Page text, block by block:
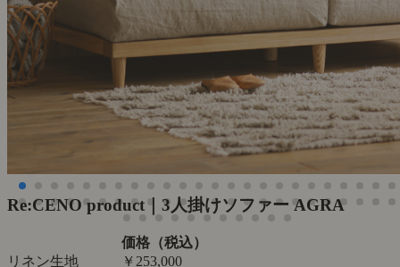
Re:CENO product｜3人掛けソファー AGRA
価格（税込）
リネン生地
￥253,000